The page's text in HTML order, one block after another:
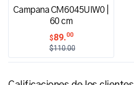
Campana CM6045UIW0 |
60 cm
$89.00
$110.00